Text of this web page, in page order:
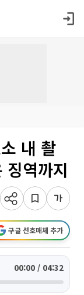
내 촬
징역까지
구글 선호매체 추가
00:00 / 04:32